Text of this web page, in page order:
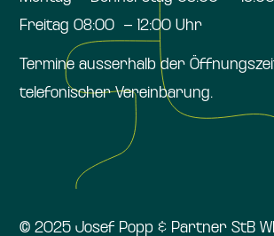
Freitag 08:00 – 12:00 Uhr
Termine ausserhalb der
telefonischer Vereinbarung.
© 2025 Josef Popp & Partner StB